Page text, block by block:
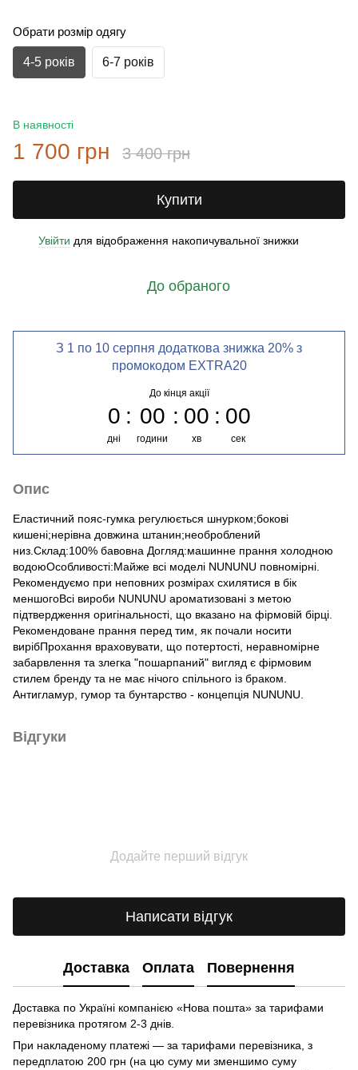
Обрати розмір одягу
4-5 років 6-7 років
В наявності
1 700 грн 3 400 грн
Купити
Увійти для відображення накопичувальної знижки
До обраного
З 1 по 10 серпня додаткова знижка 20% з
промокодом EXTRA20
До кінця акції
0
дні
00
години
00
хв
00
сек
Опис
Eластичний пояс-гумка регулюється шнурком;бокові
кишені;нерівна довжина штанин;необроблений
низ.Склад:100% бавовна Догляд:машинне прання холодною
водоюОсобливості:Майже всі моделі NUNUNU повномірні.
Рекомендуємо при неповних розмірах схилятися в бік
меншогоВсі вироби NUNUNU ароматизовані з метою
підтвердження оригінальності, що вказано на фірмовій бірці.
Рекомендоване прання перед тим, як почали носити
вирібПрохання враховувати, що потертості, неравномірне
забарвлення та злегка "пошарпаний" вигляд є фірмовим
стилем бренду та не має нічого спільного із браком.
Антигламур, гумор та бунтарство - концепція NUNUNU.
Відгуки
Додайте перший відгук
Написати відгук
Доставка Оплата Повернення
Доставка по Україні компанією «Нова пошта» зa тарифами
перевізника протягом 2-3 днів.
При накладеному платежі — за тарифами перевізника, з
передплатою 200 грн (на цю суму ми зменшимо суму